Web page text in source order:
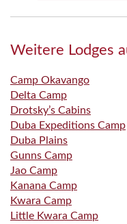
Weitere Lodges
Camp Okavango
Delta Camp
Drotsky’s Cabins
Duba Expeditions Camp
Duba Plains
Gunns Camp
Jao Camp
Kanana Camp
Kwara Camp
Little Kwara Camp